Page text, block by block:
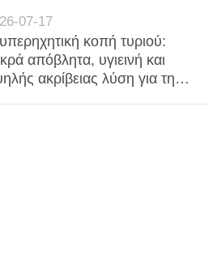
Χειροποίησης
Χειροποίησης
Χειροποίησης
Χειροποίησης
Χειροποίησης
07-17
κοπή τυριού:
απόβλητα, υγιεινή και
ακρίβειας λύση για τη